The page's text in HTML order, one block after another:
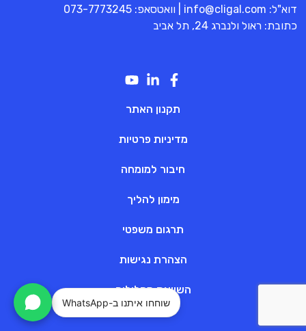
דוא"ל: info@cligal.com | וואטסאפ: 073-7773245
כתובת: ראול ולנברג 24, תל אביב
תקנון האתר
מדיניות פרטיות
חיבור למומחה
מימון להליך
תרגום משפטי
הצהרת נגישות
השוואת מסלולים
שוחחו איתנו ב-WhatsApp